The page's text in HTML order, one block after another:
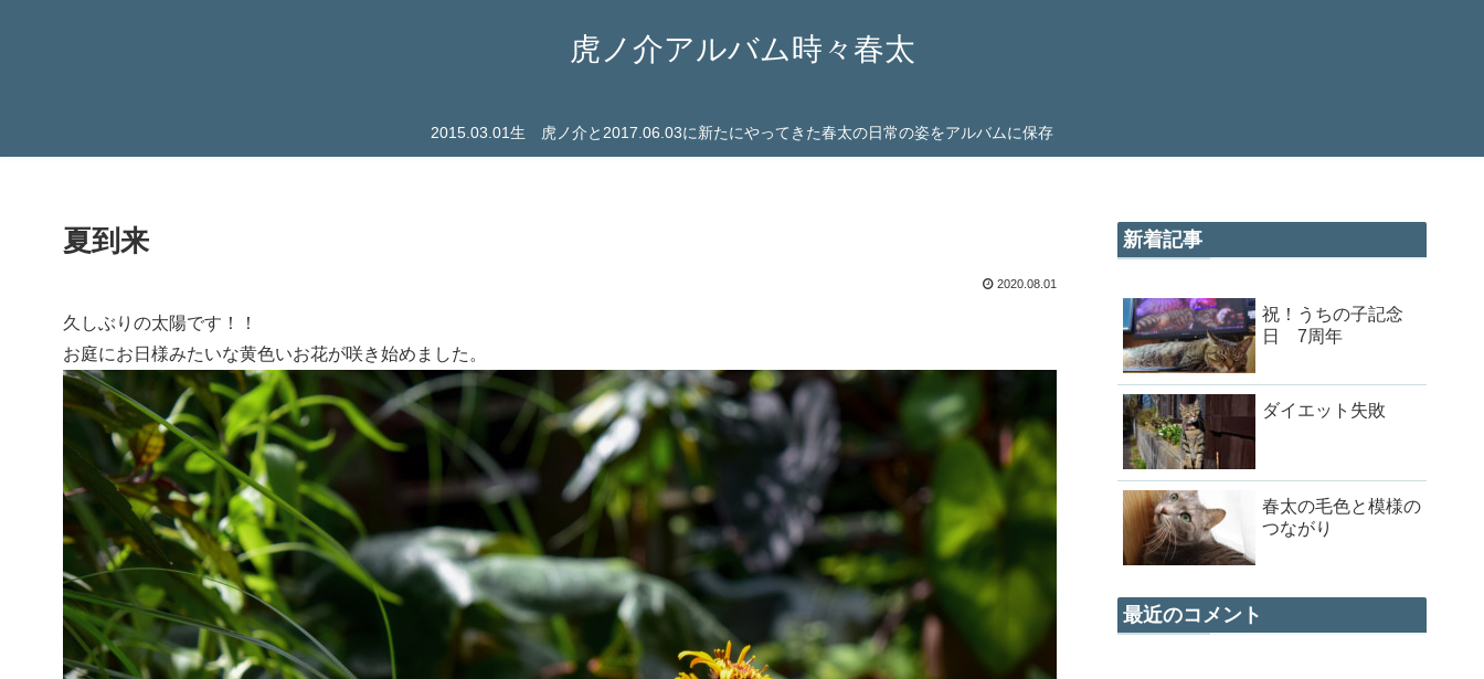
虎ノ介アルバム時々春太
2015.03.01生 虎ノ介と2017.06.03に新たにやってきた春太の日常の姿をアルバムに保存
夏到来
2020.08.01
久しぶりの太陽です！！
お庭にお日様みたいな黄色いお花が咲き始めました。
新着記事
祝！うちの子記念
日 7周年
ダイエット失敗
春太の毛色と模様の
つながり
最近のコメント